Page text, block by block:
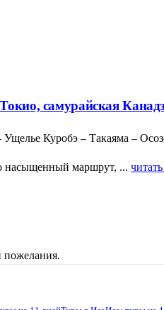
самурайская
Куробэ – Такаяма –
насыщенный маршрут, ...
пожелания.